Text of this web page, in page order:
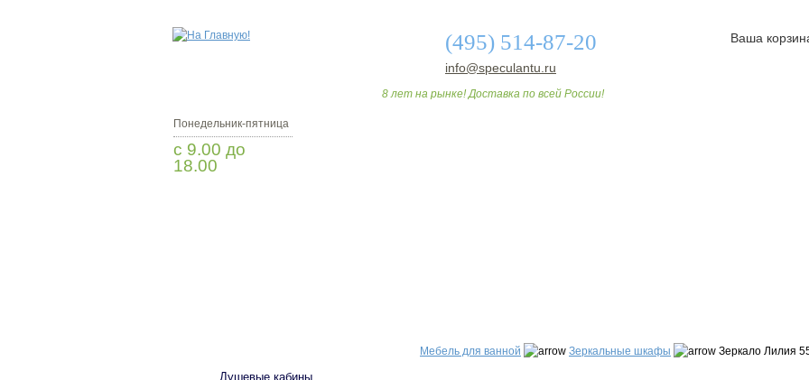
(495) 514-87-20
info@speculantu.ru
8 лет на рынке! Доставка по всей России!
Ваша
Понедельник-пятница
с 9.00 до
18.00
Мебель для ванной Зеркальные шкафы Зеркало Лилия
Душевые кабины